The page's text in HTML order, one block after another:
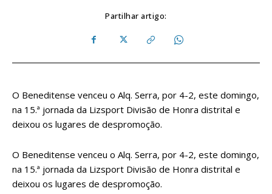
Partilhar artigo:
O Beneditense venceu o Alq. Serra, por 4-2, este domingo,
na 15.ª jornada da Lizsport Divisão de Honra distrital e
deixou os lugares de despromoção.
O Beneditense venceu o Alq. Serra, por 4-2, este domingo,
na 15.ª jornada da Lizsport Divisão de Honra distrital e
deixou os lugares de despromoção.